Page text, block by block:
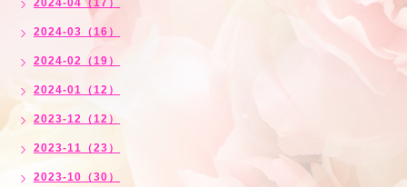
2024-03（16）
2024-02（19）
2024-01（12）
2023-12（12）
2023-11（23）
2023-10（30）